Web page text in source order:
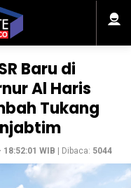
Baru di
Al Haris
Tukang
WIB | Dibaca: 5044